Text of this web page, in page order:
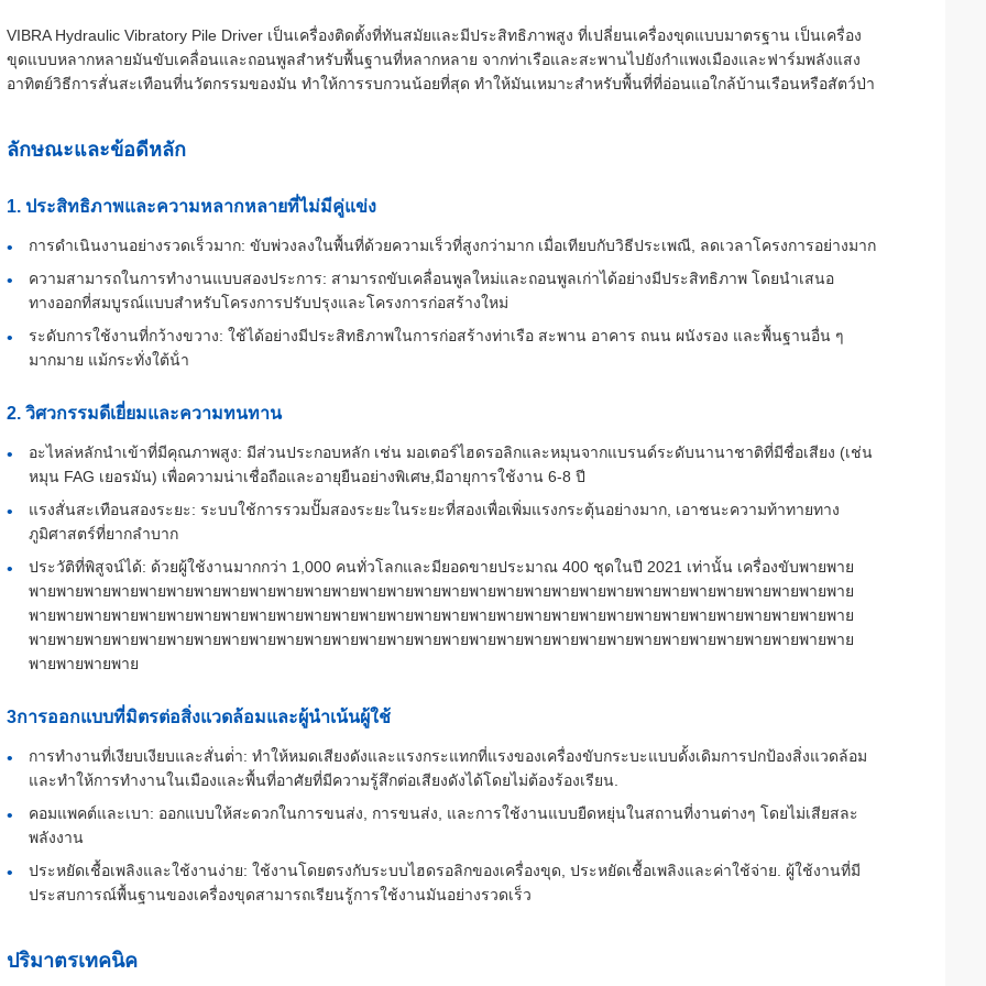
VIBRA Hydraulic Vibratory Pile Driver เป็นเครื่องติดตั้งที่ทันสมัยและมีประสิทธิภาพสูง ที่เปลี่ยนเครื่องขุดแบบมาตรฐาน เป็นเครื่อง
ขุดแบบหลากหลายมันขับเคลื่อนและถอนพูลสําหรับพื้นฐานที่หลากหลาย จากท่าเรือและสะพานไปยังกําแพงเมืองและฟาร์มพลังแสง
อาทิตย์วิธีการสั่นสะเทือนที่นวัตกรรมของมัน ทําให้การรบกวนน้อยที่สุด ทําให้มันเหมาะสําหรับพื้นที่ที่อ่อนแอใกล้บ้านเรือนหรือสัตว์ป่า
ลักษณะและข้อดีหลัก
1. ประสิทธิภาพและความหลากหลายที่ไม่มีคู่แข่ง
การดําเนินงานอย่างรวดเร็วมาก: ขับพ่วงลงในพื้นที่ด้วยความเร็วที่สูงกว่ามาก เมื่อเทียบกับวิธีประเพณี, ลดเวลาโครงการอย่างมาก
ความสามารถในการทํางานแบบสองประการ: สามารถขับเคลื่อนพูลใหม่และถอนพูลเก่าได้อย่างมีประสิทธิภาพ โดยนําเสนอ
ทางออกที่สมบูรณ์แบบสําหรับโครงการปรับปรุงและโครงการก่อสร้างใหม่
ระดับการใช้งานที่กว้างขวาง: ใช้ได้อย่างมีประสิทธิภาพในการก่อสร้างท่าเรือ สะพาน อาคาร ถนน ผนังรอง และพื้นฐานอื่น ๆ
มากมาย แม้กระทั่งใต้น้ํา
2. วิศวกรรมดีเยี่ยมและความทนทาน
อะไหล่หลักนําเข้าที่มีคุณภาพสูง: มีส่วนประกอบหลัก เช่น มอเตอร์ไฮดรอลิกและหมุนจากแบรนด์ระดับนานาชาติที่มีชื่อเสียง (เช่น
หมุน FAG เยอรมัน) เพื่อความน่าเชื่อถือและอายุยืนอย่างพิเศษ,มีอายุการใช้งาน 6-8 ปี
แรงสั่นสะเทือนสองระยะ: ระบบใช้การรวมปั๊มสองระยะในระยะที่สองเพื่อเพิ่มแรงกระตุ้นอย่างมาก, เอาชนะความท้าทายทาง
ภูมิศาสตร์ที่ยากลําบาก
ประวัติที่พิสูจน์ได้: ด้วยผู้ใช้งานมากกว่า 1,000 คนทั่วโลกและมียอดขายประมาณ 400 ชุดในปี 2021 เท่านั้น เครื่องขับพายพาย
พายพายพายพายพายพายพายพายพายพายพายพายพายพายพายพายพายพายพายพายพายพายพายพายพายพายพายพายพายพาย
พายพายพายพายพายพายพายพายพายพายพายพายพายพายพายพายพายพายพายพายพายพายพายพายพายพายพายพายพายพาย
พายพายพายพายพายพายพายพายพายพายพายพายพายพายพายพายพายพายพายพายพายพายพายพายพายพายพายพายพายพาย
พายพายพายพาย
3การออกแบบที่มิตรต่อสิ่งแวดล้อมและผู้นําเน้นผู้ใช้
การทํางานที่เงียบเงียบและสั่นต่ํา: ทําให้หมดเสียงดังและแรงกระแทกที่แรงของเครื่องขับกระบะแบบดั้งเดิมการปกป้องสิ่งแวดล้อม
และทําให้การทํางานในเมืองและพื้นที่อาศัยที่มีความรู้สึกต่อเสียงดังได้โดยไม่ต้องร้องเรียน.
คอมแพคต์และเบา: ออกแบบให้สะดวกในการขนส่ง, การขนส่ง, และการใช้งานแบบยืดหยุ่นในสถานที่งานต่างๆ โดยไม่เสียสละ
พลังงาน
ประหยัดเชื้อเพลิงและใช้งานง่าย: ใช้งานโดยตรงกับระบบไฮดรอลิกของเครื่องขุด, ประหยัดเชื้อเพลิงและค่าใช้จ่าย. ผู้ใช้งานที่มี
ประสบการณ์พื้นฐานของเครื่องขุดสามารถเรียนรู้การใช้งานมันอย่างรวดเร็ว
ปริมาตรเทคนิค